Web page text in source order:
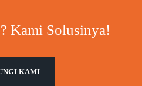
Kami Solusinya!
KAMI